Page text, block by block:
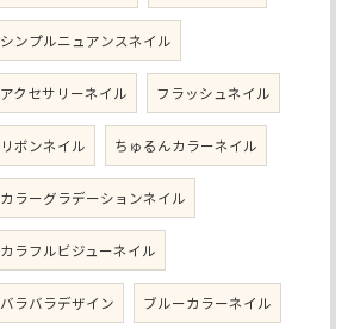
シンプルニュアンスネイル
アクセサリーネイル フラッシュネイル
リボンネイル ちゅるんカラーネイル
カラーグラデーションネイル
カラフルビジューネイル
バラバラデザイン ブルーカラーネイル